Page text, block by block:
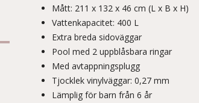
Mått: 211 x 132 x 46 cm (L x B x H)
Vattenkapacitet: 400 L
Extra breda sidoväggar
Pool med 2 uppblåsbara ringar
Med avtappningsplugg
Tjocklek vinylväggar: 0,27 mm
Lämplig för barn från 6 år